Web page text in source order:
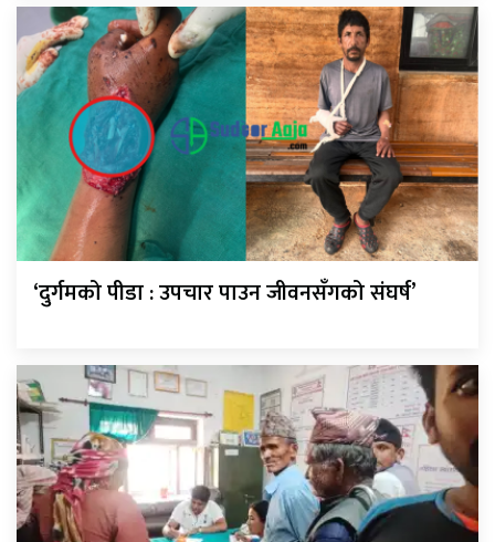
‘दुर्गमको पीडा : उपचार पाउन जीवनसँगको संघर्ष’